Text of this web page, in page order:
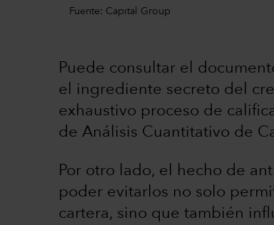
Fuente: Capital Group
Puede consultar el
el ingrediente secreto del
exhaustivo proceso de
de Análisis Cuantitativo de
Por otro lado, el hecho de
poder evitarlos no solo
cartera, sino que también